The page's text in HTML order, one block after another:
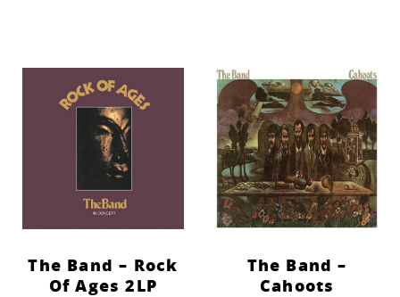
The Band –
Cahoots
The Band – Rock
Of Ages 2LP